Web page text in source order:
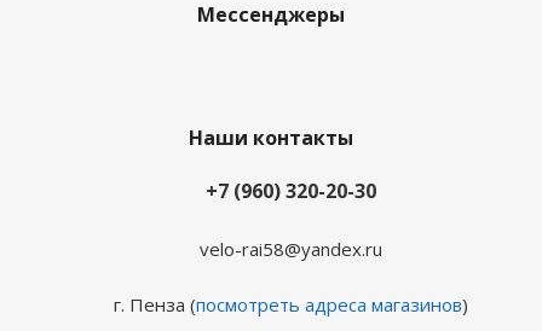
Мессенджеры
Наши контакты
+7 (960) 320-20-30
velo-rai58@yandex.ru
г. Пенза (посмотреть адреса магазинов)